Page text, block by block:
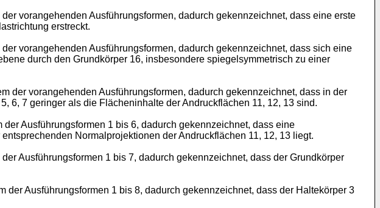
vorangehenden Ausführungsformen, dadurch gekennzeichnet, dass eine erste
erstreckt.
vorangehenden Ausführungsformen, dadurch gekennzeichnet, dass sich eine
durch den Grundkörper 16, insbesondere spiegelsymmetrisch zu einer
der vorangehenden Ausführungsformen, dadurch gekennzeichnet, dass in der
6, 7 geringer als die Flächeninhalte der Andruckflächen 11, 12, 13 sind.
Ausführungsformen 1 bis 6, dadurch gekennzeichnet, dass eine
Normalprojektionen der Andruckflächen 11, 12, 13 liegt.
Ausführungsformen 1 bis 7, dadurch gekennzeichnet, dass der Grundkörper
Ausführungsformen 1 bis 8, dadurch gekennzeichnet, dass der Haltekörper 3